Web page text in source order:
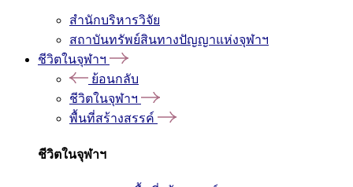
สำนักบริหารวิจัย
สถาบันทรัพย์สินทางปัญญาแห่งจุฬาฯ
ชีวิตในจุฬาฯ
ย้อนกลับ
ชีวิตในจุฬาฯ
พื้นที่สร้างสรรค์
ชีวิตในจุฬาฯ